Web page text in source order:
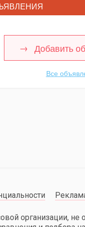
Добавить
Все
организации, не